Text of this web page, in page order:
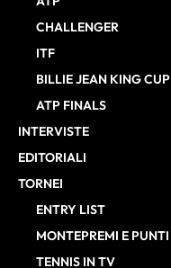
CHALLENGER
ITF
BILLIE JEAN KING CUP
ATP FINALS
INTERVISTE
EDITORIALI
TORNEI
ENTRY LIST
MONTEPREMI E PUNTI
TENNIS IN TV